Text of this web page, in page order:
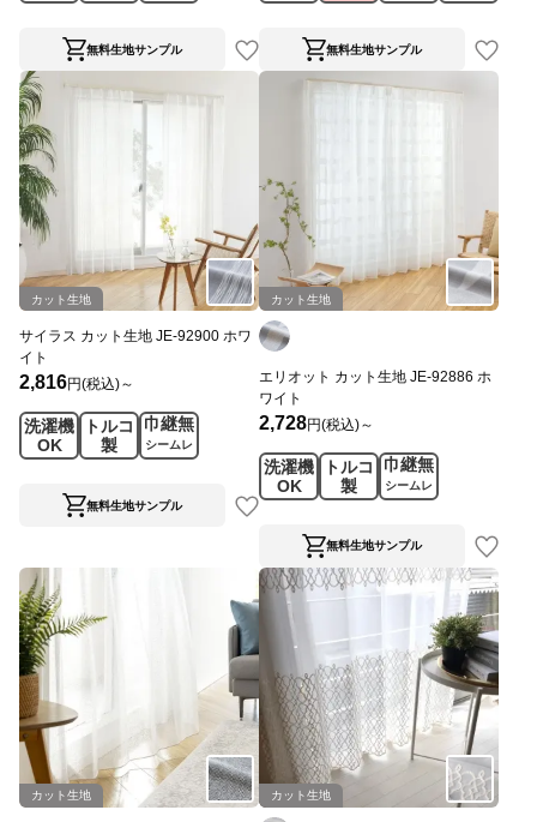
ス
無料生地サンプル
ス
無料生地サンプル
カット生地
サイラス カット生地 JE-92900 ホワ
イト
2,816円(税込)～
洗濯機
OK
トルコ
製
巾継無
シームレ
ス
無料生地サンプル
カット生地
エリオット カット生地 JE-92886 ホ
ワイト
2,728円(税込)～
洗濯機
OK
トルコ
製
巾継無
シームレ
ス
無料生地サンプル
カット生地 カット生地